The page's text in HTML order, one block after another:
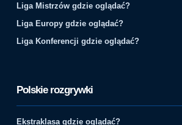
Liga Mistrzów gdzie oglądać?
Liga Europy gdzie oglądać?
Liga Konferencji gdzie oglądać?
Polskie rozgrywki
Ekstraklasa gdzie oglądać?